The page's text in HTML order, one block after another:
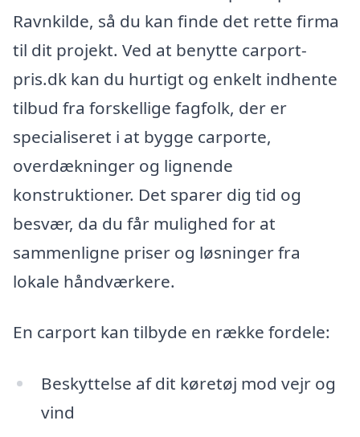
Ravnkilde, så du kan finde det rette firma
til dit projekt. Ved at benytte carport-
pris.dk kan du hurtigt og enkelt indhente
tilbud fra forskellige fagfolk, der er
specialiseret i at bygge carporte,
overdækninger og lignende
konstruktioner. Det sparer dig tid og
besvær, da du får mulighed for at
sammenligne priser og løsninger fra
lokale håndværkere.
En carport kan tilbyde en række fordele:
Beskyttelse af dit køretøj mod vejr og
vind